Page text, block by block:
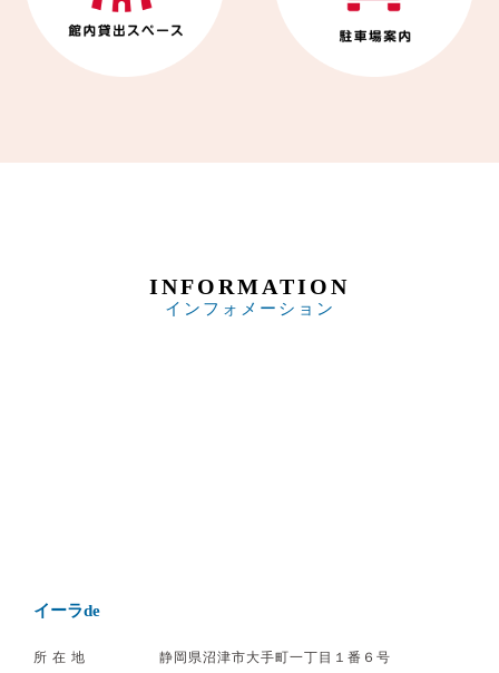
INFORMATION
インフォメーション
イーラde
所在地
静岡県沼津市大手町一丁目１番６号